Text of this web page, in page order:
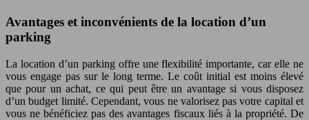
Avantages et inconvénients de la location d’un
parking
La location d’un parking offre une flexibilité importante, car elle ne
vous engage pas sur le long terme. Le coût initial est moins élevé
que pour un achat, ce qui peut être un avantage si vous disposez
d’un budget limité. Cependant, vous ne valorisez pas votre capital et
vous ne bénéficiez pas des avantages fiscaux liés à la propriété. De